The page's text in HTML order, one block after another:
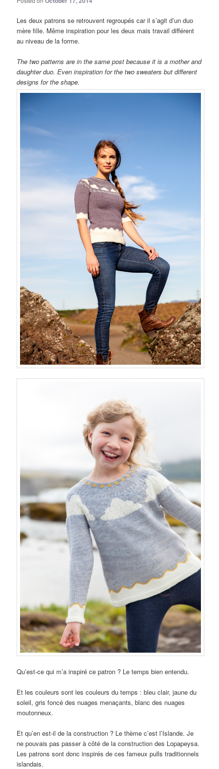
Les deux patrons se retrouvent regroupés car il s’agit d’un duo
mère fille. Même inspiration pour les deux mais travail différent
au niveau de la forme.
The two patterns are in the same post because it is a mother and
daughter duo. Even inspiration for the two sweaters but different
designs for the shape.
Qu’est-ce qui m’a inspiré ce patron ? Le temps bien entendu.
Et les couleurs sont les couleurs du temps : bleu clair, jaune du
soleil, gris foncé des nuages menaçants, blanc des nuages
moutonneux.
Et qu’en est-il de la construction ? Le thème c’est l’Islande. Je
ne pouvais pas passer à côté de la construction des Lopapeysa.
Les patrons sont donc inspirés de ces fameux pulls traditionnels
islandais.